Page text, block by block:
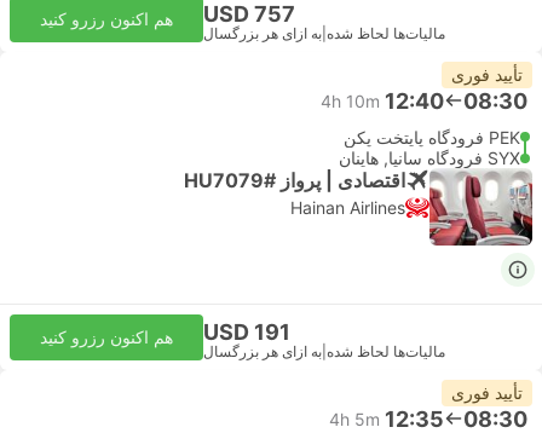
USD 757
مالیات‌ها لحاظ شده به ازای هر بزرگسال
هم اکنون رزرو کنید
تأیید فوری
08:30
12:40
4h 10m
PEK فرودگاه پایتخت پکن
SYX فرودگاه سانیا, هاینان
اقتصادی | پرواز #HU7079
Hainan Airlines
USD 191
مالیات‌ها لحاظ شده به ازای هر بزرگسال
هم اکنون رزرو کنید
تأیید فوری
08:30
12:35
4h 5m